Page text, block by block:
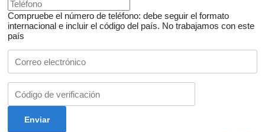
Compruebe el número de teléfono: debe seguir el formato
internacional e incluir el código del país. No trabajamos con este
país